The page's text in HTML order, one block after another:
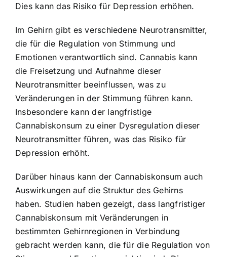
Dies kann das Risiko für Depression erhöhen.
Im Gehirn gibt es verschiedene Neurotransmitter,
die für die Regulation von Stimmung und
Emotionen verantwortlich sind. Cannabis kann
die Freisetzung und Aufnahme dieser
Neurotransmitter beeinflussen, was zu
Veränderungen in der Stimmung führen kann.
Insbesondere kann der langfristige
Cannabiskonsum zu einer Dysregulation dieser
Neurotransmitter führen, was das Risiko für
Depression erhöht.
Darüber hinaus kann der Cannabiskonsum auch
Auswirkungen auf die Struktur des Gehirns
haben. Studien haben gezeigt, dass langfristiger
Cannabiskonsum mit Veränderungen in
bestimmten Gehirnregionen in Verbindung
gebracht werden kann, die für die Regulation von